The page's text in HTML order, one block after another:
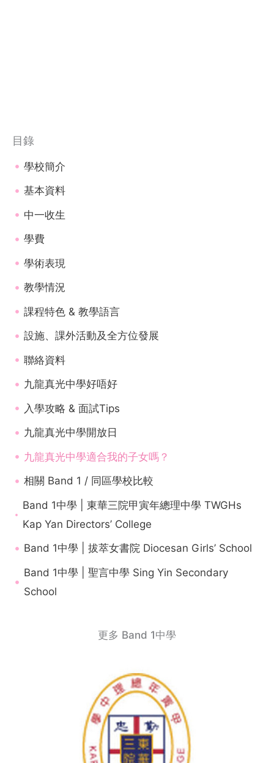
目錄
學校簡介
基本資料
中一收生
學費
學術表現
教學情況
課程特色 & 教學語言
設施、課外活動及全方位發展
聯絡資料
九龍真光中學好唔好
入學攻略 & 面試Tips
九龍真光中學開放日
九龍真光中學適合我的子女嗎？
相關 Band 1 / 同區學校比較
Band 1中學 | 東華三院甲寅年總理中學 TWGHs
Kap Yan Directors’ College
Band 1中學 | 拔萃女書院 Diocesan Girls’ School
Band 1中學 | 聖言中學 Sing Yin Secondary
School
更多 Band 1中學